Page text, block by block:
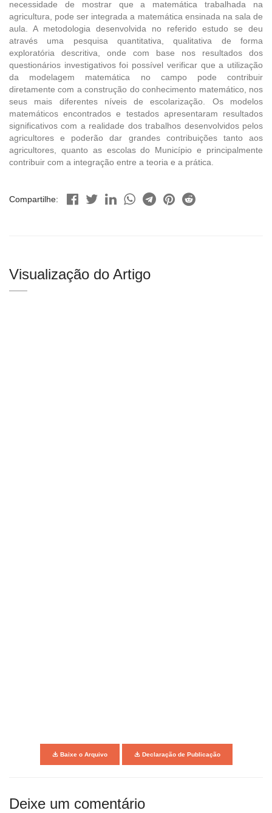
necessidade de mostrar que a matemática trabalhada na
agricultura, pode ser integrada a matemática ensinada na sala de
aula. A metodologia desenvolvida no referido estudo se deu
através uma pesquisa quantitativa, qualitativa de forma
exploratória descritiva, onde com base nos resultados dos
questionários investigativos foi possível verificar que a utilização
da modelagem matemática no campo pode contribuir
diretamente com a construção do conhecimento matemático, nos
seus mais diferentes níveis de escolarização. Os modelos
matemáticos encontrados e testados apresentaram resultados
significativos com a realidade dos trabalhos desenvolvidos pelos
agricultores e poderão dar grandes contribuições tanto aos
agricultores, quanto as escolas do Município e principalmente
contribuir com a integração entre a teoria e a prática.
Compartilhe:
Visualização do Artigo
Baixe o Arquivo Declaração de Publicação
Deixe um comentário